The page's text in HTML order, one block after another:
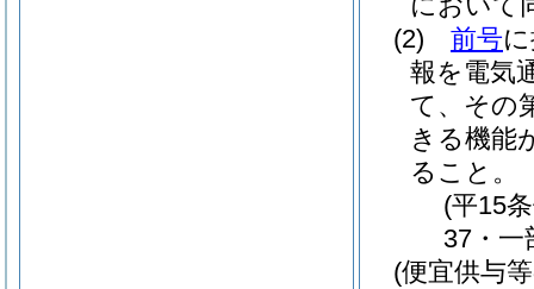
(2)
前号
報を電気
て、その
きる機能
ること。
(平15
37・一
(便宜供与